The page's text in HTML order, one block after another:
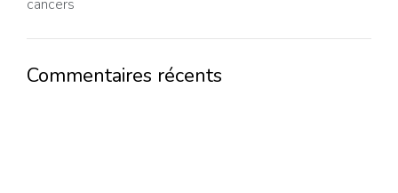
cancers
Commentaires récents